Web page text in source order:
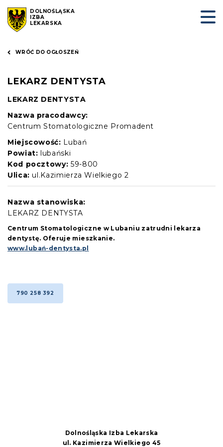
DOLNOŚLĄSKA
IZBA
LEKARSKA
WRÓĆ DO OGŁOSZEŃ
LEKARZ DENTYSTA
LEKARZ DENTYSTA
Nazwa pracodawcy:
Centrum Stomatologiczne Promadent
Miejscowość: Lubań
Powiat: lubański
Kod pocztowy: 59-800
Ulica: ul.Kazimierza Wielkiego 2
Nazwa stanowiska:
LEKARZ DENTYSTA
Centrum Stomatologiczne w Lubaniu zatrudni lekarza
dentystę. Oferuje mieszkanie.
www.lubań-dentysta.pl
790 258 392
Dolnośląska Izba Lekarska
ul. Kazimierza Wielkiego 45